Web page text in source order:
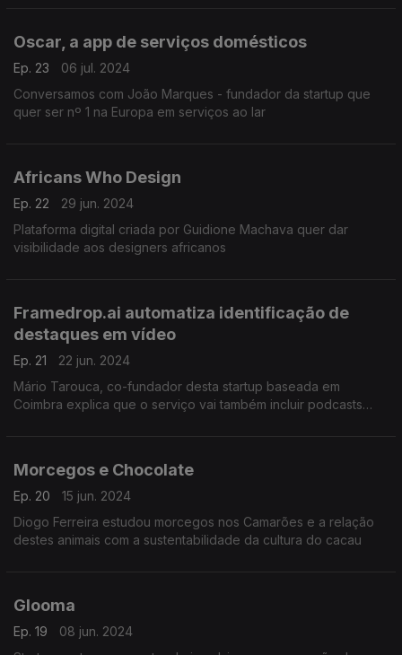
Oscar, a app de serviços domésticos
Ep. 23
06 jul. 2024
Conversamos com João Marques - fundador da startup que
quer ser nº 1 na Europa em serviços ao lar
Africans Who Design
Ep. 22
29 jun. 2024
Plataforma digital criada por Guidione Machava quer dar
visibilidade aos designers africanos
Framedrop.ai automatiza identificação de
destaques em vídeo
Ep. 21
22 jun. 2024
Mário Tarouca, co-fundador desta startup baseada em
Coimbra explica que o serviço vai também incluir podcasts
Morcegos e Chocolate
Ep. 20
15 jun. 2024
Diogo Ferreira estudou morcegos nos Camarões e a relação
destes animais com a sustentabilidade da cultura do cacau
Glooma
Ep. 19
08 jun. 2024